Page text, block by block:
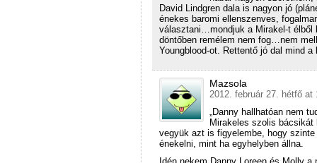
David Lindgren dala is nagyon jó
énekes baromi ellenszenves,
választani…mondjuk a Mirakel-t élből
döntőben remélem nem fog…nem
Youngblood-ot. Rettentő jó dal mind a
Mazsola
2012. február 27. hétfő at
„Danny hallhatóan nem
Mirakeles szolis
vegyük azt is figyelembe, hogy
énekelni, mint ha egyhelyben állna.